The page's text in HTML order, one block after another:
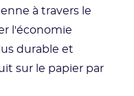
à travers le
l'économie
durable et
sur le papier par